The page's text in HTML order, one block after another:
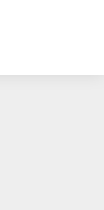
Penyidikan